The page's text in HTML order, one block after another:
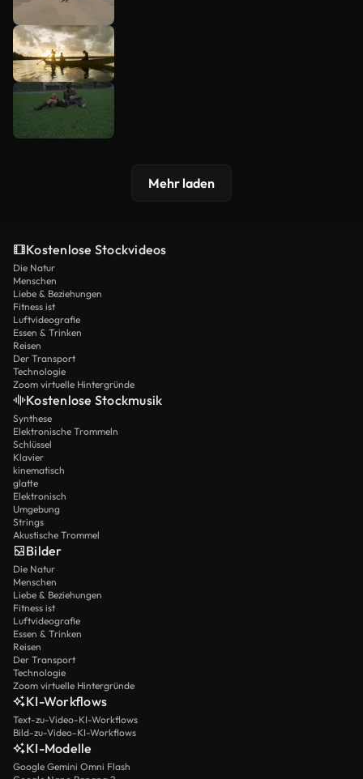
Mehr laden
Kostenlose Stockvideos
Die Natur
Menschen
Liebe & Beziehungen
Fitness ist
Luftvideografie
Essen & Trinken
Reisen
Der Transport
Technologie
Zoom virtuelle Hintergründe
Kostenlose Stockmusik
Synthese
Elektronische Trommeln
Schlüssel
Klavier
kinematisch
glatte
Elektronisch
Umgebung
Strings
Akustische Trommel
Bilder
Die Natur
Menschen
Liebe & Beziehungen
Fitness ist
Luftvideografie
Essen & Trinken
Reisen
Der Transport
Technologie
Zoom virtuelle Hintergründe
KI-Workflows
Text-zu-Video-KI-Workflows
Bild-zu-Video-KI-Workflows
KI-Modelle
Google Gemini Omni Flash